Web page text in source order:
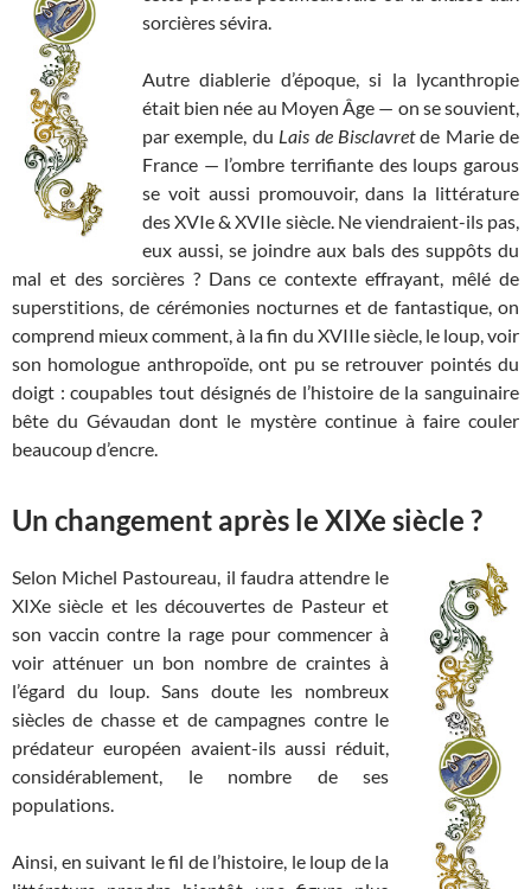
sorcières sévira.
Autre diablerie d’époque, si la lycanthropie
était bien née au Moyen Âge — on se souvient,
par exemple, du Lais de Bisclavretde Marie de
France — l’ombre terrifiante des loups garous
se voit aussi promouvoir, dans la littérature
des XVIe & XVIIe siècle. Ne viendraient-ils pas,
eux aussi, se joindre aux bals des suppôts du
mal et des sorcières ? Dans ce contexte effrayant, mêlé de
superstitions, de cérémonies nocturnes et de fantastique, on
comprend mieux comment, à la fin du XVIIIe siècle, le loup, voir
son homologue anthropoïde, ont pu se retrouver pointés du
doigt : coupables tout désignés de l’histoire de la sanguinaire
bête du Gévaudan dont le mystère continue à faire couler
beaucoup d’encre.
Un changement après le XIXe siècle ?
Selon Michel Pastoureau, il faudra attendre le
XIXe siècle et les découvertes de Pasteur et
son vaccin contre la rage pour commencer à
voir atténuer un bon nombre de craintes à
l’égard du loup. Sans doute les nombreux
siècles de chasse et de campagnes contre le
prédateur européen avaient-ils aussi réduit,
considérablement, le nombre de ses
populations.
Ainsi, en suivant le fil de l’histoire, le loup de la